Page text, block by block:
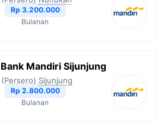
Rp 3.200.000
Bulanan
Mandiri Sijunjung
Sijunjung
Rp 2.800.000
Bulanan